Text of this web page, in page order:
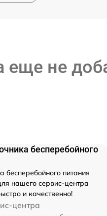
еще не
бесперебойного
бесперебойного питания
нашего сервис-центра
и качественно!
центра